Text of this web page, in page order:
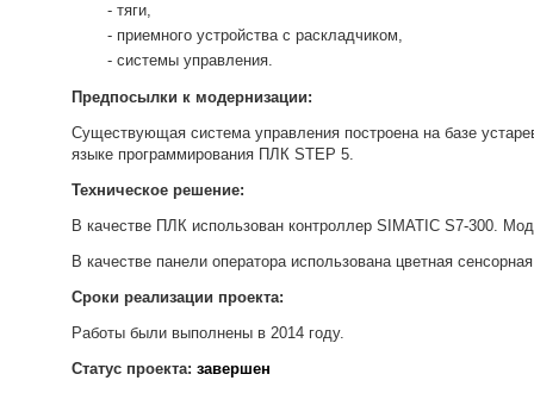
тяги,
приемного устройства с раскладчиком,
системы управления.
Предпосылки к модернизации:
Существующая система управления построена на базе
языке программирования ПЛК STEP 5.
Техническое решение:
В качестве ПЛК использован контроллер SIMATIC S7-300.
В качестве панели оператора использована цветная
Сроки реализации проекта:
Работы были выполнены в 2014 году.
Статус проекта: завершен